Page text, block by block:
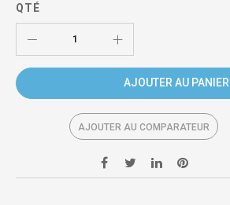
QTÉ
AJOUTER AU PANIER
AJOUTER AU COMPARATEUR